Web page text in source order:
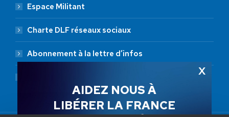
Espace Militant
Charte DLF réseaux sociaux
Abonnement à la lettre d’infos
AIDEZ NOUS À
LIBÉRER LA FRANCE